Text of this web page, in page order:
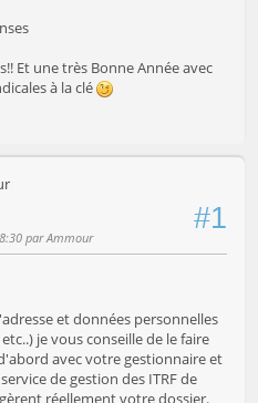
Et une très Bonne Année avec
à la clé
#1
par Ammour
et données personnelles
je vous conseille de le faire
avec votre gestionnaire et
de gestion des ITRF de
réellement votre dossier.